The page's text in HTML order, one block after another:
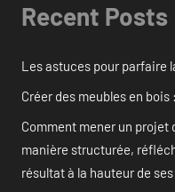
Recent Posts
Les astuces pour parfaire
Créer des meubles en
Comment mener un projet
manière structurée,
résultat à la hauteur de